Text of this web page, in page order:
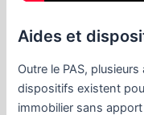
Aides et
Outre le PAS,
dispositifs existent
immobilier sans